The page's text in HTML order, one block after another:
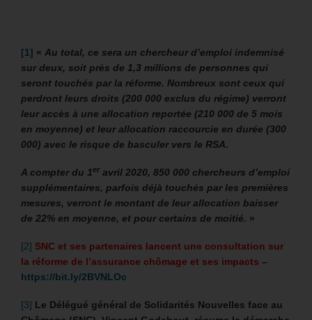
[1] « Au total, ce sera un chercheur d’emploi indemnisé
sur deux, soit près de 1,3 millions de personnes qui
seront touchés par la réforme. Nombreux sont ceux qui
perdront leurs droits (200 000 exclus du régime) verront
leur accès à une allocation reportée (210 000 de 5 mois
en moyenne) et leur allocation raccourcie en durée (300
000) avec le risque de basculer vers le RSA.
A compter du 1eravril 2020, 850 000 chercheurs d’emploi
supplémentaires, parfois déjà touchés par les premières
mesures, verront le montant de leur allocation baisser
de 22% en moyenne, et pour certains de moitié. »
[2] SNC et ses partenaires lancent une consultation sur
la réforme de l’assurance chômage et ses impacts –
https://bit.ly/2BVNLOc
[3] Le Délégué général de Solidarités Nouvelles face au